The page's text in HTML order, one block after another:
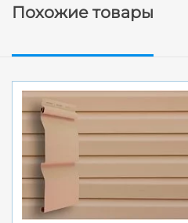
Похожие товары